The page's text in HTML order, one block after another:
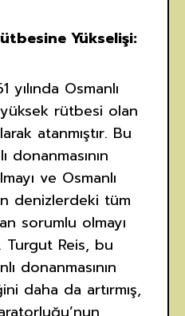
Yükselişi:
yılında Osmanlı
rütbesi olan
atanmıştır. Bu
donanmasının
ve Osmanlı
denizlerdeki tüm
sorumlu olmayı
Reis, bu
donanmasının
daha da artırmış,